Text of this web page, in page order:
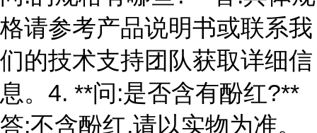
格请参考产品说明书或联系我
们的技术支持团队获取详细信
息。4. **问:是否含有酚红?**
答:不含酚红,请以实物为准。